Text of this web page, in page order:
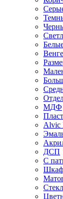
Венге
МДФ
Alvic
ДСП
С